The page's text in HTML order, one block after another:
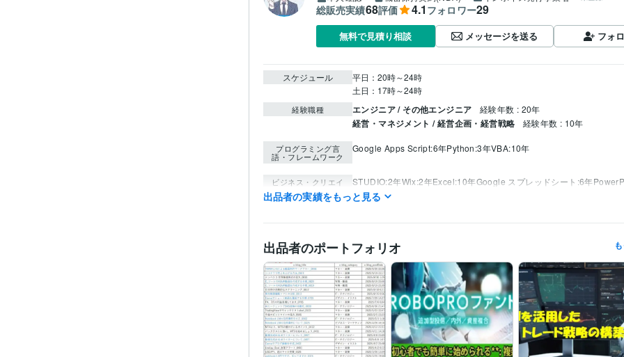
総販売実績68評価 4.1 フォロワー29
無料で見積り相談 メッセージを送る フォ
スケジュール
平日：20時～24時
土日：17時～24時
経験職種 エンジニア / その他エンジニア 経験年数 : 20年
経営・マネジメント / 経営企画・経営戦略 経験年数 : 10年
プログラミング言
語・フレームワーク
Google Apps Script:6年Python:3年VBA:10年
ビジネス・クリエイ
ティブツール
STUDIO:2年Wix:2年Excel:10年Google スプレッドシート:6年
Word:5年WordPress:5年
その他ツール Pine:5年Mql:6年
得意分野 IT相談・システム開発
プラントエンジニア
IT相談・システム開発 投資関連、Web関連、開発
語学力 英語 ビジネスレベル
出品者の実績をもっと見る
出品者のポートフォリオ